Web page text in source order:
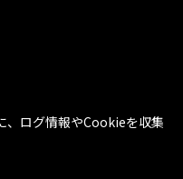
、ログ情報やCookieを収集